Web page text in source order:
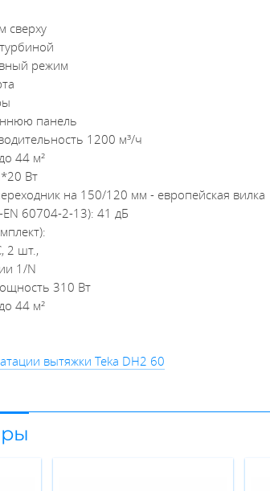
сверху
режим
панель
1200 м³/ч
44 м²
Вт
на 150/120 мм - европейская вилка
EN 60704-2-13): 41 дБ
2 шт.,
1/N
310 Вт
44 м²
вытяжки Teka DH2 60